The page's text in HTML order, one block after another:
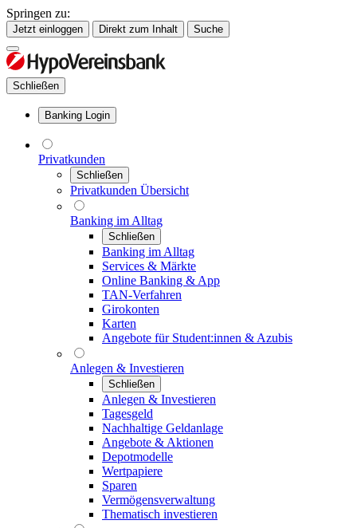
Springen zu:
Jetzt einloggen Direkt zum Inhalt Suche
Schließen
Banking Login
Privatkunden
Schließen
Privatkunden Übersicht
Banking im Alltag
Schließen
Banking im Alltag
Services & Märkte
Online Banking & App
TAN-Verfahren
Girokonten
Karten
Angebote für Student:innen & Azubis
Anlegen & Investieren
Schließen
Anlegen & Investieren
Tagesgeld
Nachhaltige Geldanlage
Angebote & Aktionen
Depotmodelle
Wertpapiere
Sparen
Vermögensverwaltung
Thematisch investieren